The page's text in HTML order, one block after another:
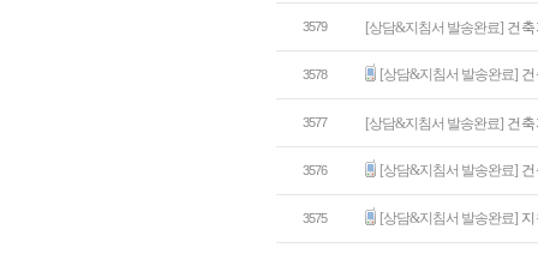
3579 [상담&지침서 발송완료] 건
3578 [상담&지침서 발송완료]
3577 [상담&지침서 발송완료] 건
3576 [상담&지침서 발송완료]
3575 [상담&지침서 발송완료]